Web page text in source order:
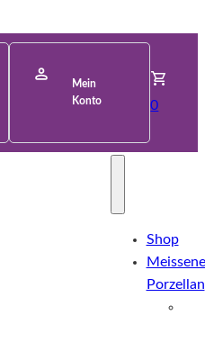
Mein
Konto
0
Shop
Porzellan